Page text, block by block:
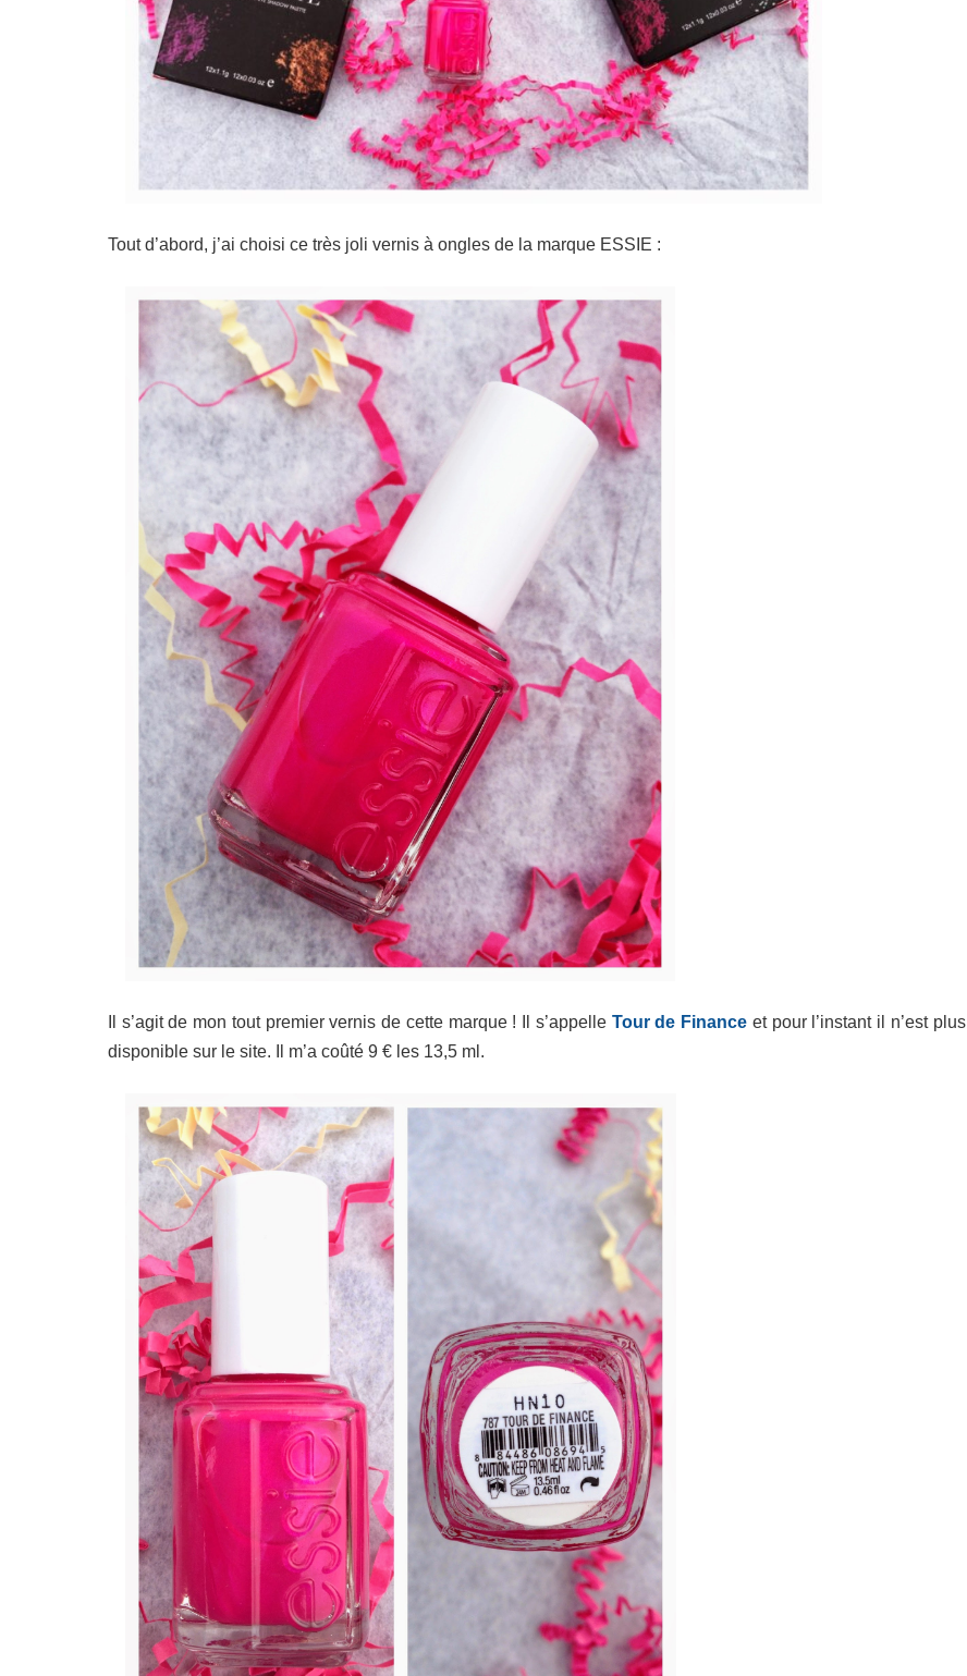
Tout d’abord, j’ai choisi ce très joli vernis à ongles de la marque ESSIE :
Il s’agit de mon tout premier vernis de cette marque ! Il s’appelle Tour de Finance et pour l’instant il n’est plus
disponible sur le site. Il m’a coûté 9 € les 13,5 ml.